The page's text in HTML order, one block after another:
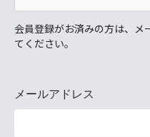
会員登録がお済みの方は、メ
てください。
メールアドレス